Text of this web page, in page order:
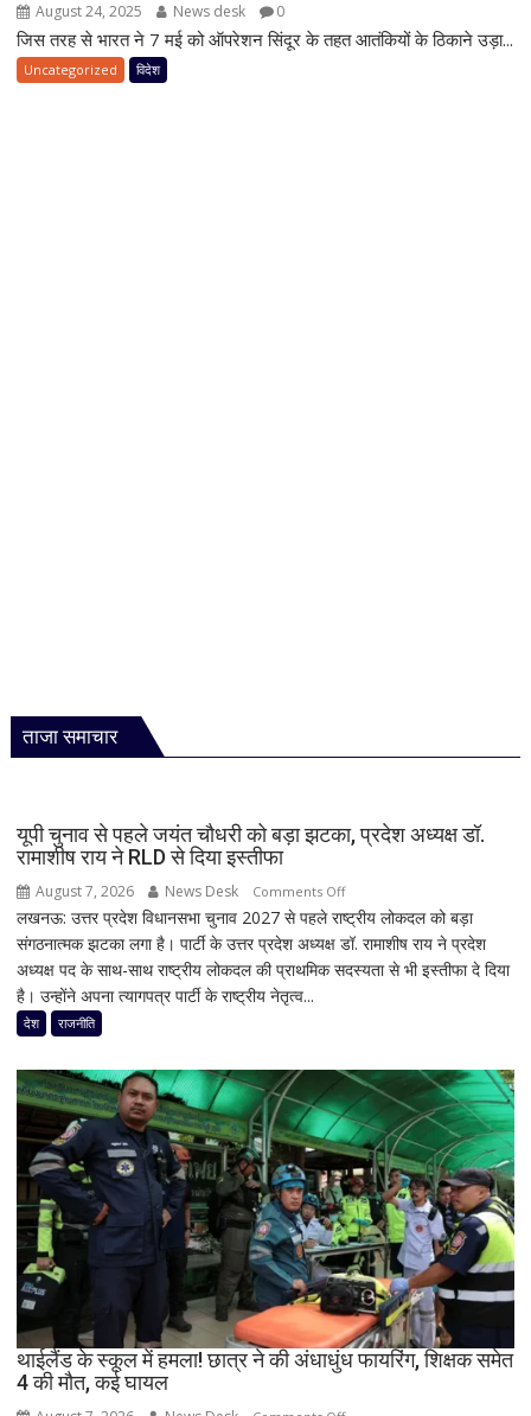
August 24, 2025 News desk 0
जिस तरह से भारत ने 7 मई को ऑपरेशन सिंदूर के तहत आतंकियों के ठिकाने उड़ा...
Uncategorized विदेश
ताजा समाचार
यूपी चुनाव से पहले जयंत चौधरी को बड़ा झटका, प्रदेश अध्यक्ष डॉ.
रामाशीष राय ने RLD से दिया इस्तीफा
August 7, 2026 News Desk Comments Offon
यूपी
चुनाव
से
को
बड़ा
झटका,
प्रदेश
अध्यक्ष
डॉ.
रामाशीष
राय
ने
RLD
से
दिया
लखनऊ: उत्तर प्रदेश विधानसभा चुनाव 2027 से पहले राष्ट्रीय लोकदल को बड़ा
संगठनात्मक झटका लगा है। पार्टी के उत्तर प्रदेश अध्यक्ष डॉ. रामाशीष राय ने प्रदेश
अध्यक्ष पद के साथ-साथ राष्ट्रीय लोकदल की प्राथमिक सदस्यता से भी इस्तीफा दे दिया
है। उन्होंने अपना त्यागपत्र पार्टी के राष्ट्रीय नेतृत्व...
देश राजनीति
थाईलैंड के स्कूल में हमला! छात्र ने की अंधाधुंध फायरिंग, शिक्षक समेत
4 की मौत, कई घायल